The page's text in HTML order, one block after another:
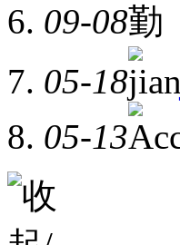
09-08
05-18
05-13